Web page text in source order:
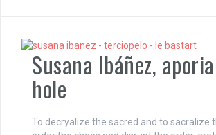
Susana Ibáñez,
hole
To decryalize the sacred and to sacralize